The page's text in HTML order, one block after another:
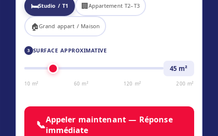
🛏️Studio / T1 🏢Appartement T2–T3
🏠Grand appart / Maison
3 SURFACE APPROXIMATIVE
45m²
10 m² 60 m² 120 m² 200 m²
📞Appeler maintenant — Réponse
immédiate